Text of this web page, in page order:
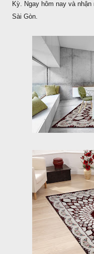
Kỳ. Ngay hôm nay và
Sài Gòn.